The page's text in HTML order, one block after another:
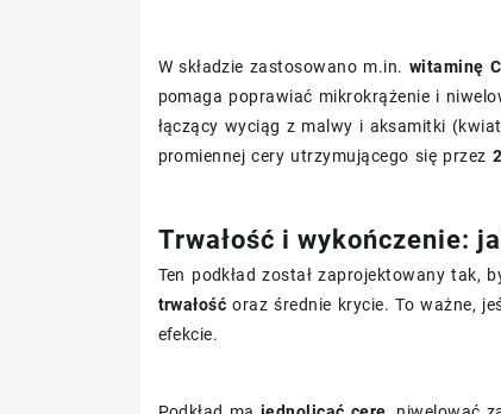
W składzie zastosowano m.in. witaminę
pomaga poprawiać mikrokrążenie i
łączący wyciąg z malwy i aksamitki
promiennej cery utrzymującego się przez
Trwałość i wykończenie:
Ten podkład został zaprojektowany tak,
trwałość oraz średnie krycie. To ważne,
efekcie.